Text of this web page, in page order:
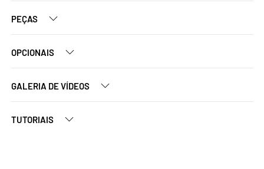
PEÇAS
OPCIONAIS
GALERIA DE VÍDEOS
TUTORIAIS